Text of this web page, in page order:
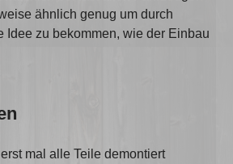
ähnlich genug um durch
Idee zu bekommen, wie der Einbau
mal alle Teile demontiert